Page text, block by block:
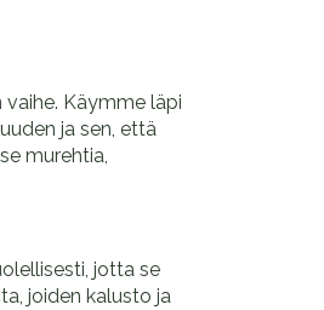
Käymme läpi
ja sen, että
murehtia,
jotta se
joiden kalusto ja